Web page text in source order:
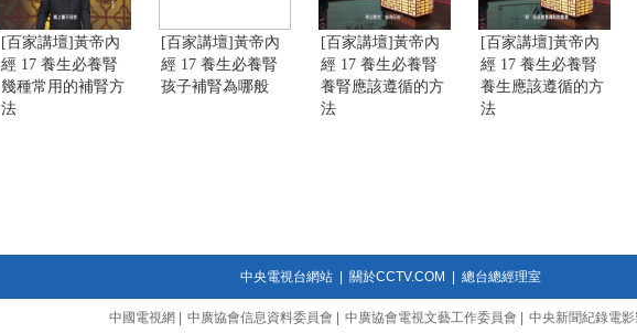
[百家講壇]黃帝內
經 17 養生必養腎
幾種常用的補腎方
法
[百家講壇]黃帝內
經 17 養生必養腎
孩子補腎為哪般
[百家講壇]黃帝內
經 17 養生必養腎
養腎應該遵循的方
法
[百家講壇]黃帝內
經 17 養生必養腎
養生應該遵循的方
法
中央電視台網站| 關於CCTV.COM 總台總經理室
中國電視網 中廣協會信息資料委員會 中廣協會電視文藝工作委員會 中央新聞紀錄電